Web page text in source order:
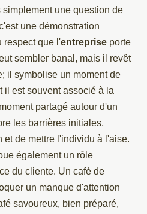
simplement une question de
une démonstration
respect que l'entreprise porte
sembler banal, mais il revêt
il symbolise un moment de
il est souvent associé à la
partagé autour d'un
les barrières initiales,
et de mettre l'individu à l'aise.
également un rôle
du cliente. Un café de
un manque d'attention
savoureux, bien préparé,